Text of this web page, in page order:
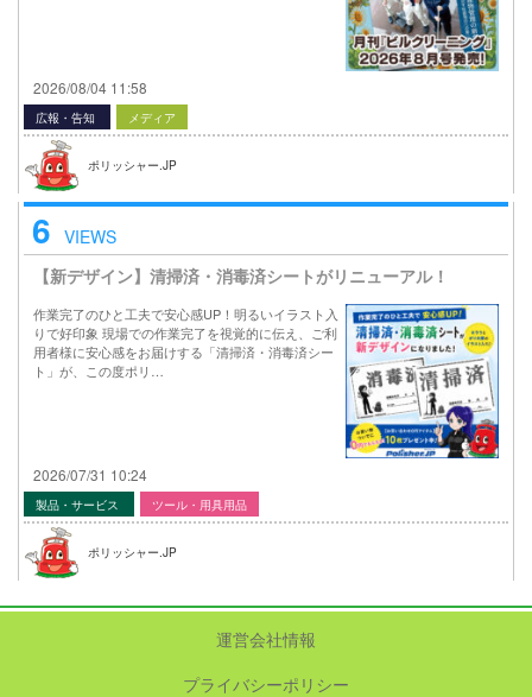
2026/08/04 11:58
広報・告知 メディア
ポリッシャー.JP
6 VIEWS
【新デザイン】清掃済・消毒済シートがリニューアル！
作業完了のひと工夫で安心感UP！明るいイラスト入
りで好印象 現場での作業完了を視覚的に伝え、ご利
用者様に安心感をお届けする「清掃済・消毒済シー
ト」が、この度ポリ…
2026/07/31 10:24
製品・サービス ツール・用具用品
ポリッシャー.JP
運営会社情報
プライバシーポリシー